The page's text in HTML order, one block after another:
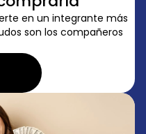
en un integrante más
son los compañeros